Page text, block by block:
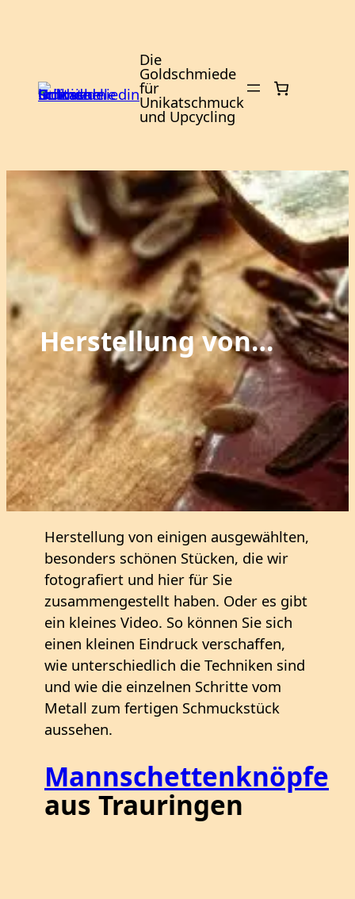
Die
Goldschmiede
für
Unikatschmuck
und Upcycling
Herstellung von…
Herstellung von einigen ausgewählten,
besonders schönen Stücken, die wir
fotografiert und hier für Sie
zusammengestellt haben. Oder es gibt
ein kleines Video. So können Sie sich
einen kleinen Eindruck verschaffen,
wie unterschiedlich die Techniken sind
und wie die einzelnen Schritte vom
Metall zum fertigen Schmuckstück
aussehen.
Mannschettenknöpfe
aus Trauringen